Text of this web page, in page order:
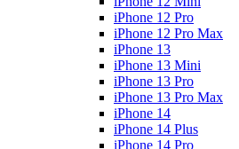
iPhone 12 Pro
iPhone 12 Pro Max
iPhone 13
iPhone 13 Mini
iPhone 13 Pro
iPhone 13 Pro Max
iPhone 14
iPhone 14 Plus
iPhone 14 Pro